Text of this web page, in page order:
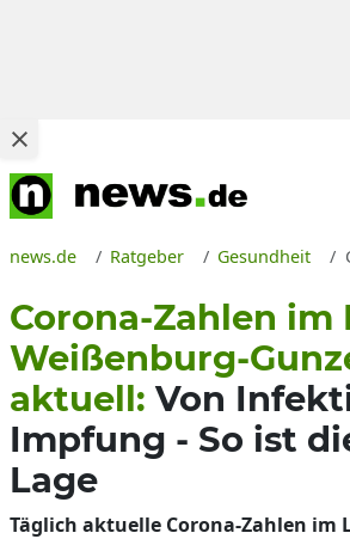
news.de Ratgeber Gesundheit
Corona-Zahlen im
Weißenburg-
aktuell: Von
Impfung - So ist
Lage
Täglich aktuelle Corona-Zahlen im